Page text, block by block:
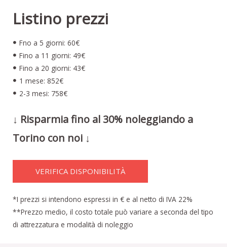
Listino prezzi
Fno a 5 giorni: 60€
Fino a 11 giorni: 49€
Fino a 20 giorni: 43€
1 mese: 852€
2-3 mesi: 758€
↓ Risparmia fino al 30% noleggiando a
Torino con noi ↓
VERIFICA DISPONIBILITÀ
*I prezzi si intendono espressi in € e al netto di IVA 22%
**Prezzo medio, il costo totale può variare a seconda del tipo
di attrezzatura e modalità di noleggio